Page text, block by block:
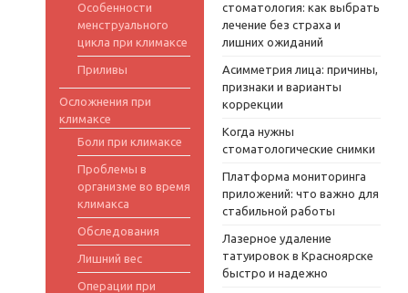
Особенности
менструального
цикла при климаксе
Приливы
Осложнения при
климаксе
Боли при климаксе
Проблемы в
организме во время
климакса
Обследования
Лишний вес
Операции при
стоматология: как выбрать
лечение без страха и
лишних ожиданий
Асимметрия лица: причины,
признаки и варианты
коррекции
Когда нужны
стоматологические снимки
Платформа мониторинга
приложений: что важно для
стабильной работы
Лазерное удаление
татуировок в Красноярске
быстро и надежно